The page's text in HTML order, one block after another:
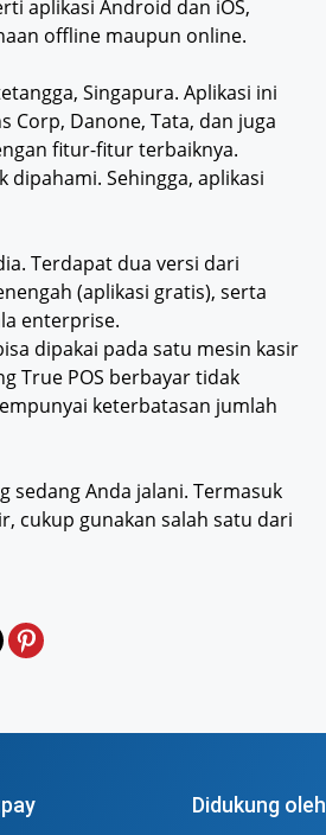
aplikasi Android dan iOS,
offline maupun online.
Singapura. Aplikasi ini
Corp, Danone, Tata, dan juga
fitur-fitur terbaiknya.
Sehingga, aplikasi
Terdapat dua versi dari
(aplikasi gratis), serta
enterprise.
dipakai pada satu mesin kasir
True POS berbayar tidak
keterbatasan jumlah
sedang Anda jalani. Termasuk
cukup gunakan salah satu dari
Didukung oleh